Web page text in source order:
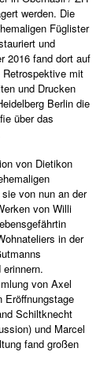
werden. Die
Füglister
und
2016 fand dort auf
Retrospektive mit
und Drucken
Berlin die
über das
von Dietikon
von nun an der
von Willi
in der
von Axel
Eröffnungstage
Schiltknecht
und Marcel
fand großen